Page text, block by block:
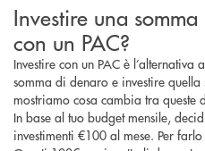
Investire una
con un PAC?
Investire con un PAC è
somma di denaro e investire
mostriamo cosa cambia tra queste
In base al tuo budget mensile,
investimenti €100 al mese. Per